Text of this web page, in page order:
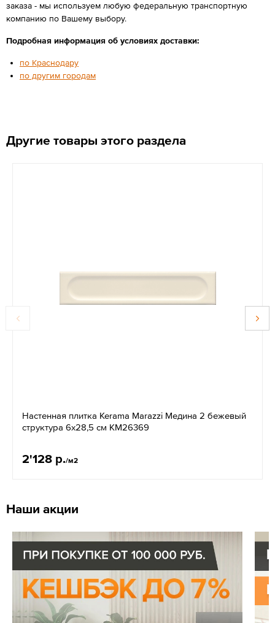
заказа - мы используем любую федеральную транспортную
компанию по Вашему выбору.
Подробная информация об условиях доставки:
по Краснодару
по другим городам
Другие товары этого раздела
Настенная плитка Kerama Marazzi Медина 2 бежевый
структура 6x28,5 см KM26369
2'128 р./м2
Наши акции